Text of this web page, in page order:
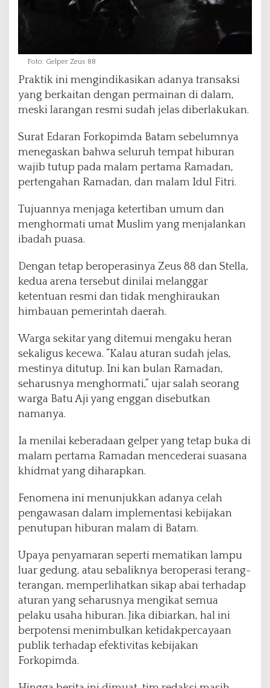
Foto: Gelper Zeus 88
Praktik ini mengindikasikan adanya transaksi
yang berkaitan dengan permainan di dalam,
meski larangan resmi sudah jelas diberlakukan.
Surat Edaran Forkopimda Batam sebelumnya
menegaskan bahwa seluruh tempat hiburan
wajib tutup pada malam pertama Ramadan,
pertengahan Ramadan, dan malam Idul Fitri.
Tujuannya menjaga ketertiban umum dan
menghormati umat Muslim yang menjalankan
ibadah puasa.
Dengan tetap beroperasinya Zeus 88 dan Stella,
kedua arena tersebut dinilai melanggar
ketentuan resmi dan tidak menghiraukan
himbauan pemerintah daerah.
Warga sekitar yang ditemui mengaku heran
sekaligus kecewa. “Kalau aturan sudah jelas,
mestinya ditutup. Ini kan bulan Ramadan,
seharusnya menghormati,” ujar salah seorang
warga Batu Aji yang enggan disebutkan
namanya.
Ia menilai keberadaan gelper yang tetap buka di
malam pertama Ramadan mencederai suasana
khidmat yang diharapkan.
Fenomena ini menunjukkan adanya celah
pengawasan dalam implementasi kebijakan
penutupan hiburan malam di Batam.
Upaya penyamaran seperti mematikan lampu
luar gedung, atau sebaliknya beroperasi terang-
terangan, memperlihatkan sikap abai terhadap
aturan yang seharusnya mengikat semua
pelaku usaha hiburan. Jika dibiarkan, hal ini
berpotensi menimbulkan ketidakpercayaan
publik terhadap efektivitas kebijakan
Forkopimda.